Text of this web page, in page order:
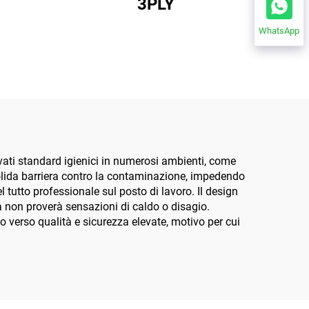
3PLY
standard igienici in numerosi ambienti, come
barriera contro la contaminazione, impedendo
tutto professionale sul posto di lavoro. Il design
proverà sensazioni di caldo o disagio.
qualità e sicurezza elevate, motivo per cui
WhatsApp